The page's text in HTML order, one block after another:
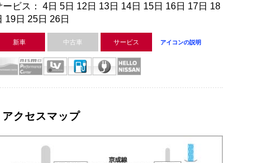
ービス： 4日 5日 12日 13日 14日 15日 16日 17日 18
19日 25日 26日
新車 中古車 サービス アイコンの説明
アクセスマップ